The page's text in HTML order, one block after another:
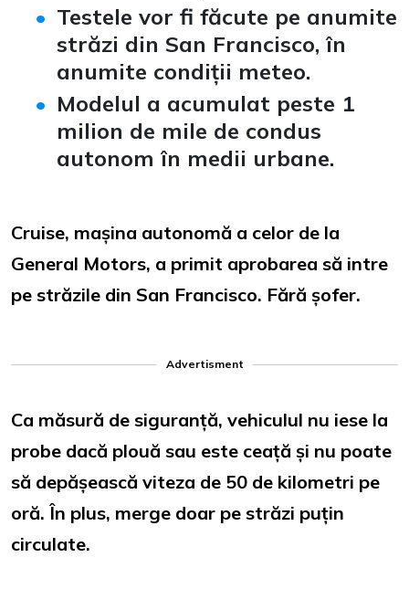
Testele vor fi făcute pe anumite
străzi din San Francisco, în
anumite condiții meteo.
Modelul a acumulat peste 1
milion de mile de condus
autonom în medii urbane.
Cruise, mașina autonomă a celor de la
General Motors, a primit aprobarea să intre
pe străzile din San Francisco. Fără șofer.
Advertisment
Ca măsură de siguranță, vehiculul nu iese la
probe dacă plouă sau este ceață și nu poate
să depășească viteza de 50 de kilometri pe
oră. În plus, merge doar pe străzi puțin
circulate.